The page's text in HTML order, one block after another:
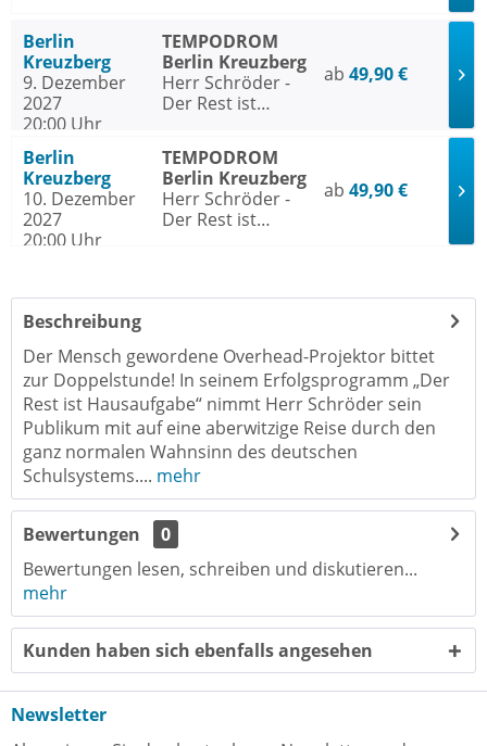
Berlin
Kreuzberg
9. Dezember
2027
20:00 Uhr
TEMPODROM
Berlin Kreuzberg
Herr Schröder -
Der Rest ist
ab 49,90 €
Berlin
Kreuzberg
10. Dezember
2027
20:00 Uhr
TEMPODROM
Berlin Kreuzberg
Herr Schröder -
Der Rest ist
ab 49,90 €
Beschreibung
Der Mensch gewordene Overhead-Projektor bittet
zur Doppelstunde! In seinem Erfolgsprogramm „Der
Rest ist Hausaufgabe“ nimmt Herr Schröder sein
Publikum mit auf eine aberwitzige Reise durch den
ganz normalen Wahnsinn des deutschen
Schulsystems.... mehr
Bewertungen
0
Bewertungen lesen, schreiben und diskutieren...
mehr
Kunden haben sich ebenfalls angesehen
Newsletter